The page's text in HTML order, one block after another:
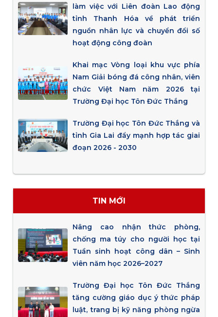
làm việc với Liên đoàn Lao động
tỉnh Thanh Hóa về phát triển
nguồn nhân lực và chuyển đổi số
hoạt động công đoàn
Khai mạc Vòng loại khu vực phía
Nam Giải bóng đá công nhân, viên
chức Việt Nam năm 2026 tại
Trường Đại học Tôn Đức Thắng
Trường Đại học Tôn Đức Thắng và
tỉnh Gia Lai đẩy mạnh hợp tác giai
đoạn 2026 - 2030
TIN MỚI
Nâng cao nhận thức phòng,
chống ma túy cho người học tại
Tuần sinh hoạt công dân – Sinh
viên năm học 2026–2027
Trường Đại học Tôn Đức Thắng
tăng cường giáo dục ý thức pháp
luật, trang bị kỹ năng phòng ngừa